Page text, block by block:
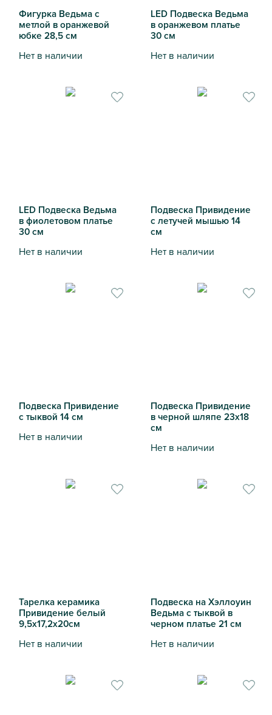
Фигурка Ведьма с
метлой в оранжевой
юбке 28,5 см
Нет в наличии
LED Подвеска Ведьма
в оранжевом платье
30 см
Нет в наличии
LED Подвеска Ведьма
в фиолетовом платье
30 см
Нет в наличии
Подвеска Привидение
с летучей мышью 14
см
Нет в наличии
Подвеска Привидение
с тыквой 14 см
Нет в наличии
Подвеска Привидение с тыквой 14 см
Подвеска Привидение
в черной шляпе 23х18
см
Нет в наличии
Тарелка керамика
Привидение белый
9,5х17,2х20см
Нет в наличии
Подвеска на Хэллоуин
Ведьма с тыквой в
черном платье 21 см
Нет в наличии